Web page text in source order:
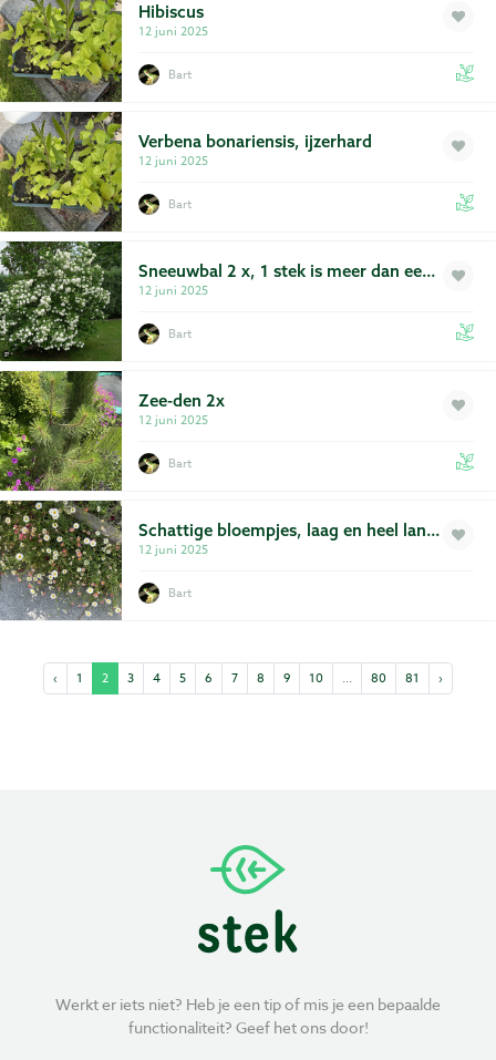
Hibiscus
12 juni 2025
Bart
Verbena bonariensis, ijzerhard
12 juni 2025
Bart
Sneeuwbal 2 x, 1 stek is meer dan een
meter.
12 juni 2025
Bart
Zee-den 2x
12 juni 2025
Bart
Schattige bloempjes, laag en heel lang
bloeiend
12 juni 2025
Bart
‹ 1 2 3 4 5 6 7 8 9 10 ... 80 81 ›
Werkt er iets niet? Heb je een tip of mis je een bepaalde
functionaliteit? Geef het ons door!